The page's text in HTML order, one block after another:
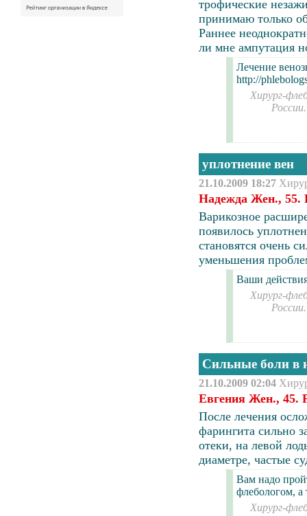
трофические
принимаю только
Раннее
ли мне ампутация
Лечение
http://
Хирург-
уплотнение вен
21.10.2009 18:27
Надежда Жен., 55.
Варикозное
появилось
становятся очень
уменьшения
Ваши
Хирург-
Сильные боли в
21.10.2009 02:04
Евгения Жен., 45.
После лечения
фарингита сильно
отеки, на левой
диаметре, частые
Вам надо
флебологом, а
Хирург-